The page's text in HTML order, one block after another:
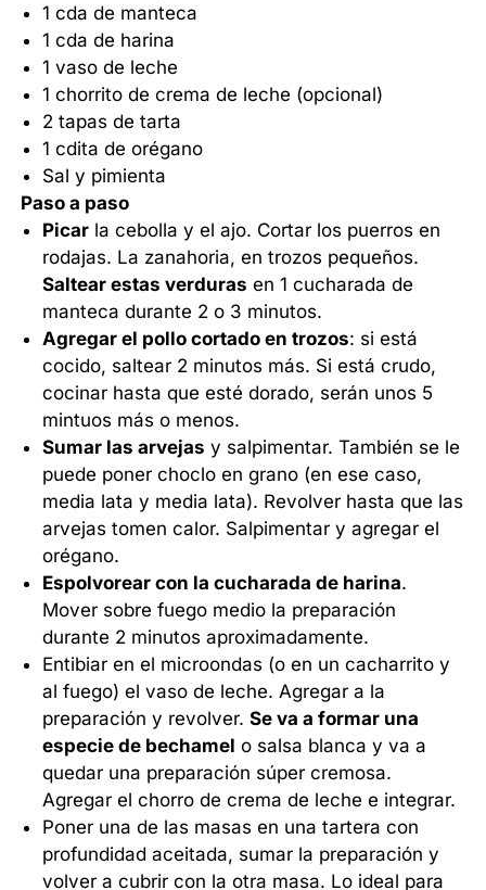
1 cda de manteca
1 cda de harina
1 vaso de leche
1 chorrito de crema de leche (opcional)
2 tapas de tarta
1 cdita de orégano
Sal y pimienta
Paso a paso
Picar la cebolla y el ajo. Cortar los puerros en
rodajas. La zanahoria, en trozos pequeños.
Saltear estas verduras en 1 cucharada de
manteca durante 2 o 3 minutos.
Agregar el pollo cortado en trozos: si está
cocido, saltear 2 minutos más. Si está crudo,
cocinar hasta que esté dorado, serán unos 5
mintuos más o menos.
Sumar las arvejas y salpimentar. También se le
puede poner choclo en grano (en ese caso,
media lata y media lata). Revolver hasta que las
arvejas tomen calor. Salpimentar y agregar el
orégano.
Espolvorear con la cucharada de harina.
Mover sobre fuego medio la preparación
durante 2 minutos aproximadamente.
Entibiar en el microondas (o en un cacharrito y
al fuego) el vaso de leche. Agregar a la
preparación y revolver.Se va a formar una
especie de bechamel o salsa blanca y va a
quedar una preparación súper cremosa.
Agregar el chorro de crema de leche e integrar.
Poner una de las masas en una tartera con
profundidad aceitada, sumar la preparación y
volver a cubrir con la otra masa. Lo ideal para